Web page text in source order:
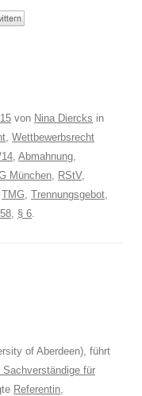
von Nina Diercks in
, Wettbewerbsrecht
, Abmahnung,
München, RStV,
TMG, Trennungsgebot,
, § 6.
of Aberdeen), führt
Sachverständige für
Referentin,